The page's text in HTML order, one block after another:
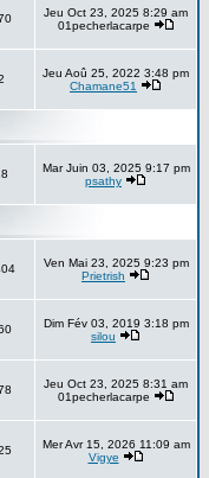
Jeu Oct 23, 2025 8:29 am
01pecherlacarpe
Jeu Aoû 25, 2022 3:48 pm
Chamane51
Mar Juin 03, 2025 9:17 pm
psathy
Ven Mai 23, 2025 9:23 pm
Prietrish
Dim Fév 03, 2019 3:18 pm
silou
Jeu Oct 23, 2025 8:31 am
01pecherlacarpe
Mer Avr 15, 2026 11:09 am
Vigye